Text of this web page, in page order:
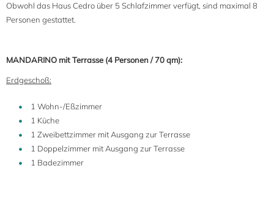
Obwohl das Haus Cedro über 5 Schlafzimmer verfügt, sind maximal 8
Personen gestattet.
MANDARINO mit Terrasse (4 Personen / 70 qm):
Erdgeschoß:
1 Wohn-/Eßzimmer
1 Küche
1 Zweibettzimmer mit Ausgang zur Terrasse
1 Doppelzimmer mit Ausgang zur Terrasse
1 Badezimmer